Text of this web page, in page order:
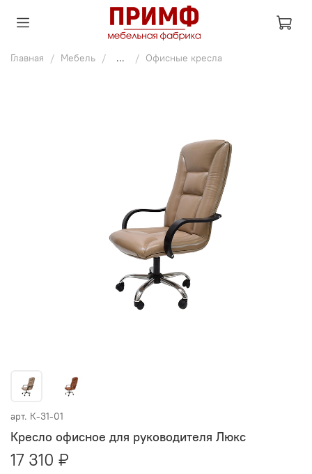
Главная Мебель ... Офисные кресла
арт. К-31-01
Кресло офисное для руководителя Люкс
17 310 ₽